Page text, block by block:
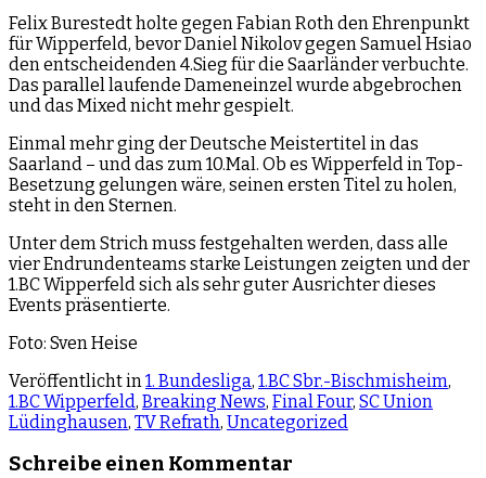
Felix Burestedt holte gegen Fabian Roth den Ehrenpunkt
für Wipperfeld, bevor Daniel Nikolov gegen Samuel Hsiao
den entscheidenden 4.Sieg für die Saarländer verbuchte.
Das parallel laufende Dameneinzel wurde abgebrochen
und das Mixed nicht mehr gespielt.
Einmal mehr ging der Deutsche Meistertitel in das
Saarland – und das zum 10.Mal. Ob es Wipperfeld in Top-
Besetzung gelungen wäre, seinen ersten Titel zu holen,
steht in den Sternen.
Unter dem Strich muss festgehalten werden, dass alle
vier Endrundenteams starke Leistungen zeigten und der
1.BC Wipperfeld sich als sehr guter Ausrichter dieses
Events präsentierte.
Foto: Sven Heise
Veröffentlicht in 1. Bundesliga, 1.BC Sbr.-Bischmisheim,
1.BC Wipperfeld, Breaking News, Final Four, SC Union
Lüdinghausen, TV Refrath, Uncategorized
Schreibe einen Kommentar